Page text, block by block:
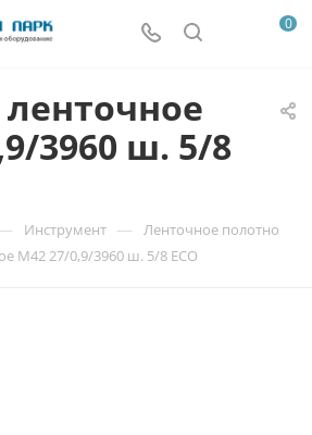
0
3960 ш. 5/8
Инструмент — Ленточное полотно
М42 27/0,9/3960 ш. 5/8 ECO